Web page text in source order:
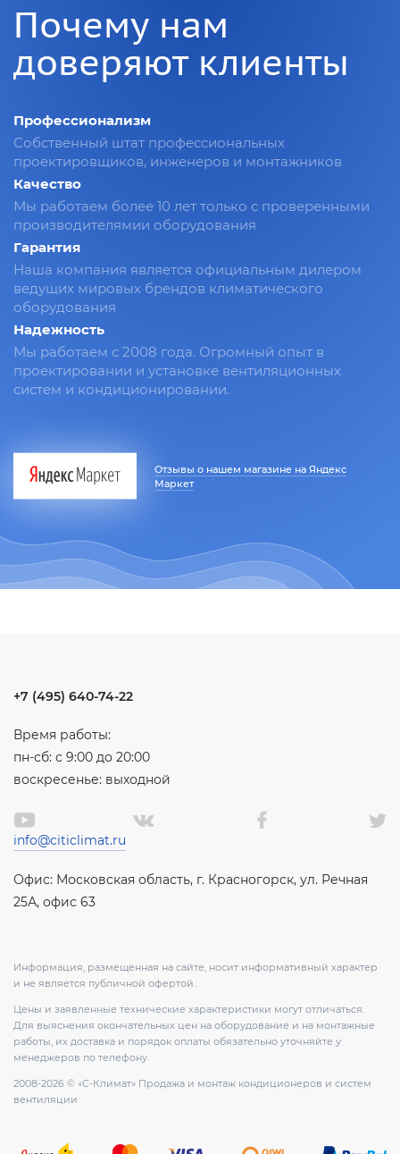
Почему нам
доверяют клиенты
Профессионализм
Собственный штат профессиональных
проектировщиков, инженеров и монтажников
Качество
Мы работаем более 10 лет только с проверенными
производителямии оборудования
Гарантия
Наша компания является официальным дилером
ведущих мировых брендов климатического
оборудования
Надежность
Мы работаем с 2008 года. Огромный опыт в
проектировании и установке вентиляционных
систем и кондиционировании.
Отзывы о нашем магазине на Яндекс
Маркет
+7 (495) 640-74-22
Время работы:
пн-сб: с 9:00 до 20:00
воскресенье: выходной
info@citiclimat.ru
Офис: Московская область, г. Красногорск, ул. Речная
25А, офис 63
Информация, размещенная на сайте, носит информативный характер
и не является публичной офертой.
Цены и заявленные технические характеристики могут отличаться.
Для выяснения окончательных цен на оборудование и на монтажные
работы, их доставка и порядок оплаты обязательно уточняйте у
менеджеров по телефону.
2008-2026 © «С-Климат» Продажа и монтаж кондиционеров и систем
вентиляции